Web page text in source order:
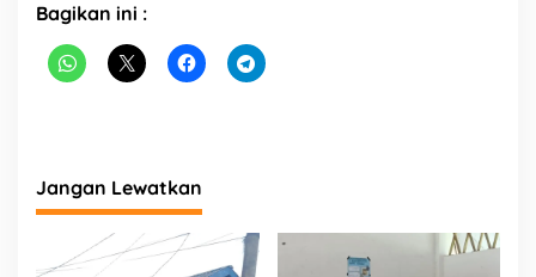
Bagikan ini :
Jangan Lewatkan